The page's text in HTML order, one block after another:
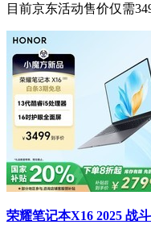
目前京东活动售价仅需
荣耀笔记本X16 2025 战